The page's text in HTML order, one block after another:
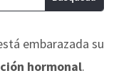
embarazada su
hormonal.